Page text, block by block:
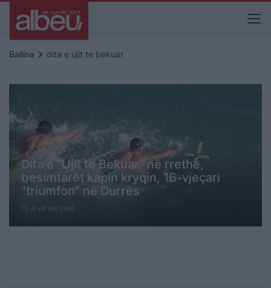
Ballina keyboard_arrow_right dita e ujit te bekuar
Dita e “Ujit të Bekuar” në rrethe,
besimtarët kapin kryqin, 16-vjeçari
“triumfon” në Durrës
schedule 4 vit me parë